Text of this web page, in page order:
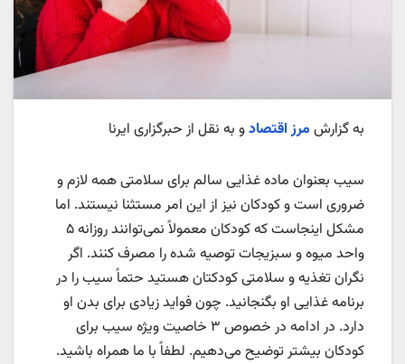
به گزارش مرز اقتصادو به نقل از حبرگزاری ایرنا
سیب بعنوان ماده غذایی سالم برای سلامتی همه لازم و
ضروری است و کودکان نیز از این امر مستثنا نیستند. اما
مشکل اینجاست که کودکان معمولاً نمی‌توانند روزانه ۵
واحد میوه و سبزیجات توصیه شده را مصرف کنند. اگر
نگران تغذیه و سلامتی کودکتان هستید حتماً سیب را در
برنامه غذایی او بگنجانید. چون فواید زیادی برای بدن او
دارد. در ادامه در خصوص ۳ خاصیت ویژه سیب برای
کودکان بیشتر توضیح می‌دهیم. لطفاً با ما همراه باشید.